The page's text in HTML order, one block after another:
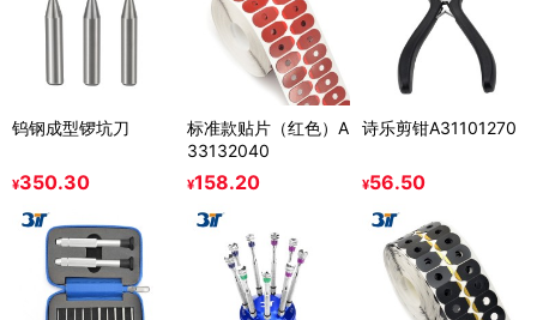
钨钢成型锣坑刀
¥350.30
标准款贴片（红色）A
33132040
¥158.20
诗乐剪钳A31101270
¥56.50